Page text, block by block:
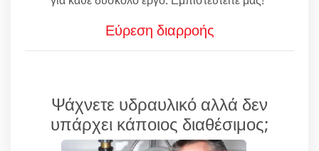
Εύρεση διαρροής
Ψάχνετε υδραυλικό αλλά δεν
υπάρχει κάποιος διαθέσιμος;